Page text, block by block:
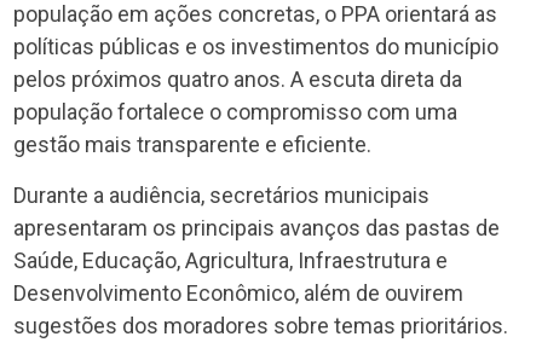
população em ações concretas, o PPA orientará as
políticas públicas e os investimentos do município
pelos próximos quatro anos. A escuta direta da
população fortalece o compromisso com uma
gestão mais transparente e eficiente.
Durante a audiência, secretários municipais
apresentaram os principais avanços das pastas de
Saúde, Educação, Agricultura, Infraestrutura e
Desenvolvimento Econômico, além de ouvirem
sugestões dos moradores sobre temas prioritários.